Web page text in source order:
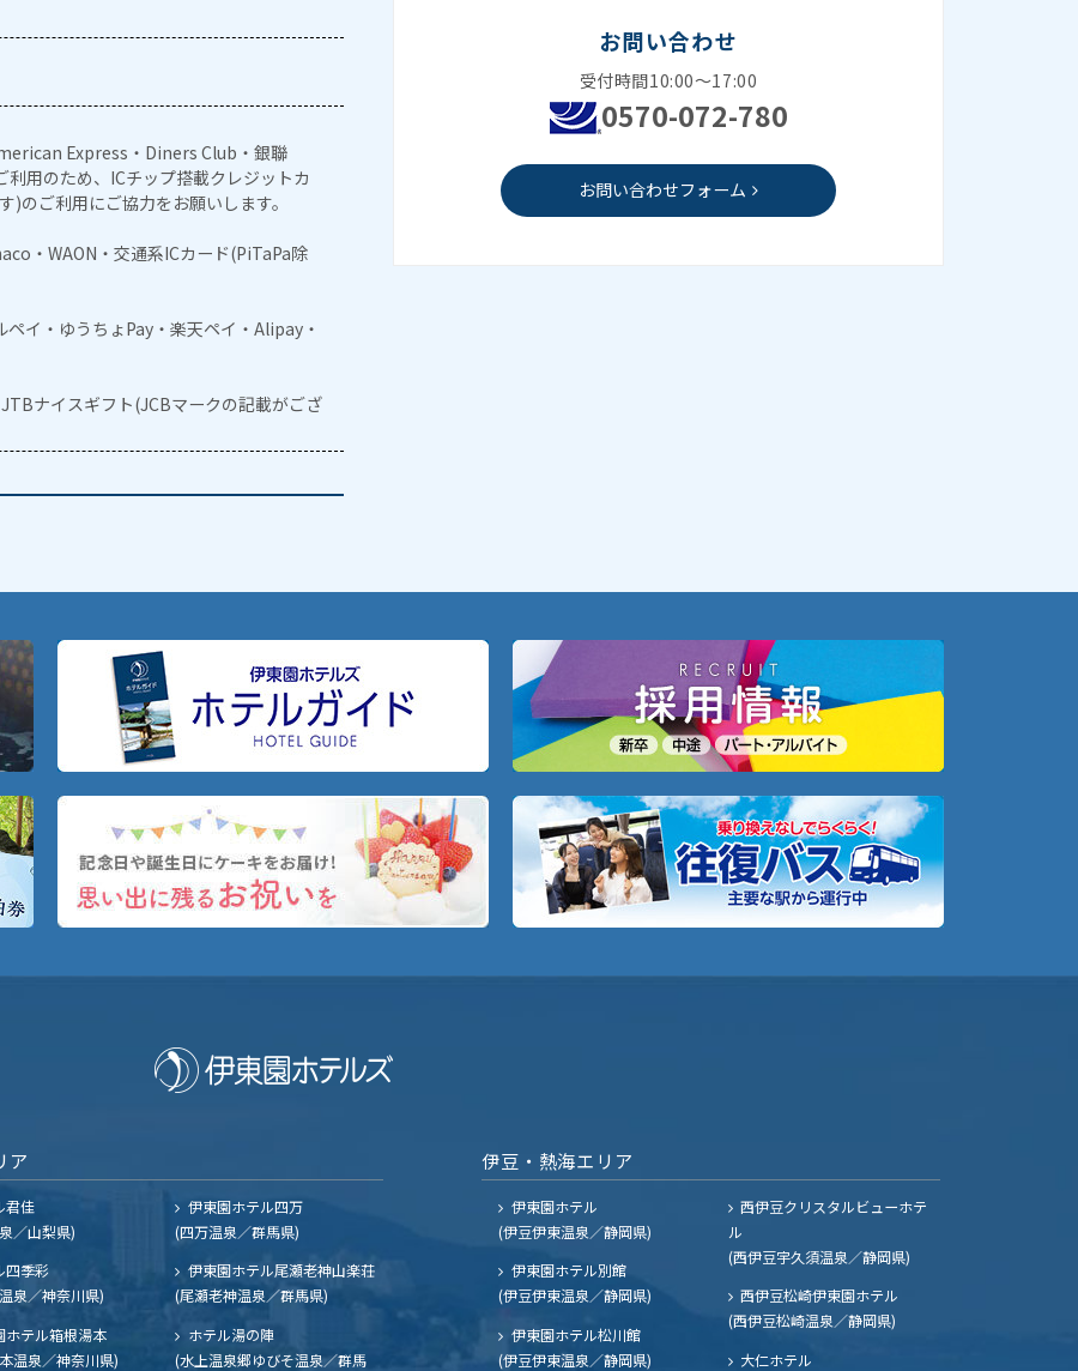
Express・Diners Club・銀聯
用のため、ICチップ搭載クレジットカ
)のご利用にご協力をお願いします。
・WAON・交通系ICカード(PiTaPa除
ペイ・ゆうちょPay・楽天ペイ・Alipay・
ナイスギフト(JCBマークの記載がござ
お問い合わせ
受付時間10:00～17:00
0570-072-780
お問い合わせフォーム
ア
君佳
／山梨県)
四季彩
泉／神奈川県)
ホテル箱根湯本
温泉／神奈川県)
伊東園ホテル四万
(四万温泉／群馬県)
伊東園ホテル尾瀬老神山楽荘
(尾瀬老神温泉／群馬県)
ホテル湯の陣
(水上温泉郷ゆびそ温泉／群馬
伊豆・熱海エリア
伊東園ホテル
(伊豆伊東温泉／静岡県)
伊東園ホテル別館
(伊豆伊東温泉／静岡県)
伊東園ホテル松川館
(伊豆伊東温泉／静岡県)
西伊豆クリスタルビューホテ
ル
(西伊豆宇久須温泉／静岡県)
西伊豆松崎伊東園ホテル
(西伊豆松崎温泉／静岡県)
大仁ホテル